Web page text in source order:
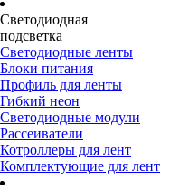
Светодиодная
подсветка
Светодиодные ленты
Блоки питания
Профиль для ленты
Гибкий неон
Светодиодные модули
Рассеиватели
Котроллеры для лент
Комплектующие для лент